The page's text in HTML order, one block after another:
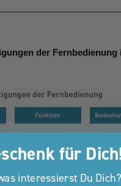
der Fernbedienung
für
interessierst Du Dich?